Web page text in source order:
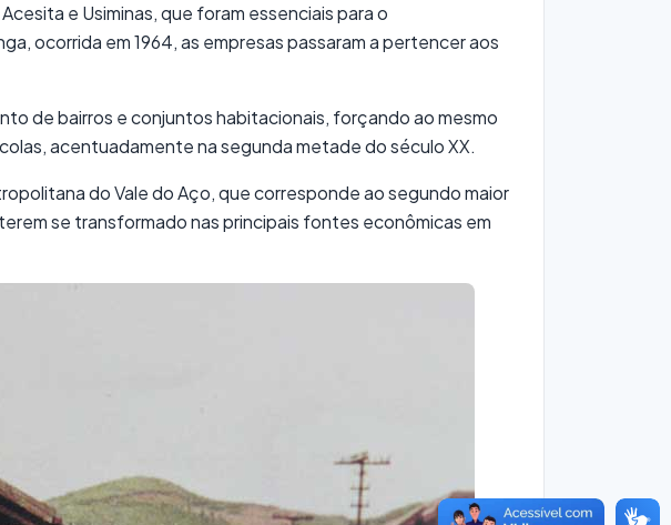
e Usiminas, que foram essenciais para o
ocorrida em 1964, as empresas passaram a pertencer aos
de bairros e conjuntos habitacionais, forçando ao mesmo
acentuadamente na segunda metade do século XX.
do Vale do Aço, que corresponde ao segundo maior
se transformado nas principais fontes econômicas em